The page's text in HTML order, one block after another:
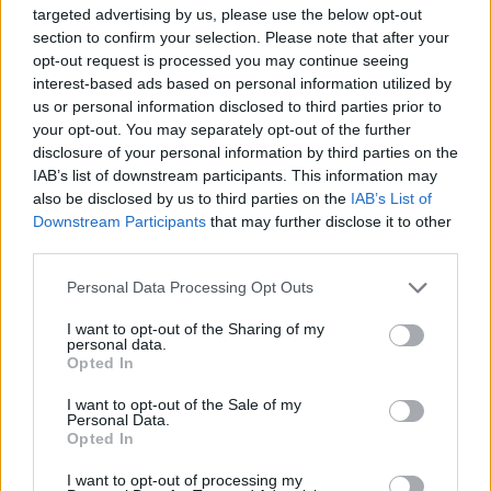
targeted advertising by us, please use the below opt-out
section to confirm your selection. Please note that after your
opt-out request is processed you may continue seeing
interest-based ads based on personal information utilized by
us or personal information disclosed to third parties prior to
your opt-out. You may separately opt-out of the further
disclosure of your personal information by third parties on the
IAB’s list of downstream participants. This information may
also be disclosed by us to third parties on the IAB’s List of
Downstream Participants that may further disclose it to other
Personal Data Processing Opt Outs
I want to opt-out of the Sharing of my
personal data.
Opted In
I want to opt-out of the Sale of my
Personal Data.
Opted In
I want to opt-out of processing my
¿Qué contiene la vacuna contra la
varicela?
La vacuna contra la varicela es una forma segura y
eficaz de prevenir la enfermedad. Contiene virus
vivos atenuados delvaricella zoster, diseñados para
estimular al sistema inmunitario sin causar la
infección.
La eficacia de la vacuna es alta: más del 90% de los
niños vacunados quedan protegidos contra la
varicela o, si llegan a infectarse, presentan formas
muy leves.